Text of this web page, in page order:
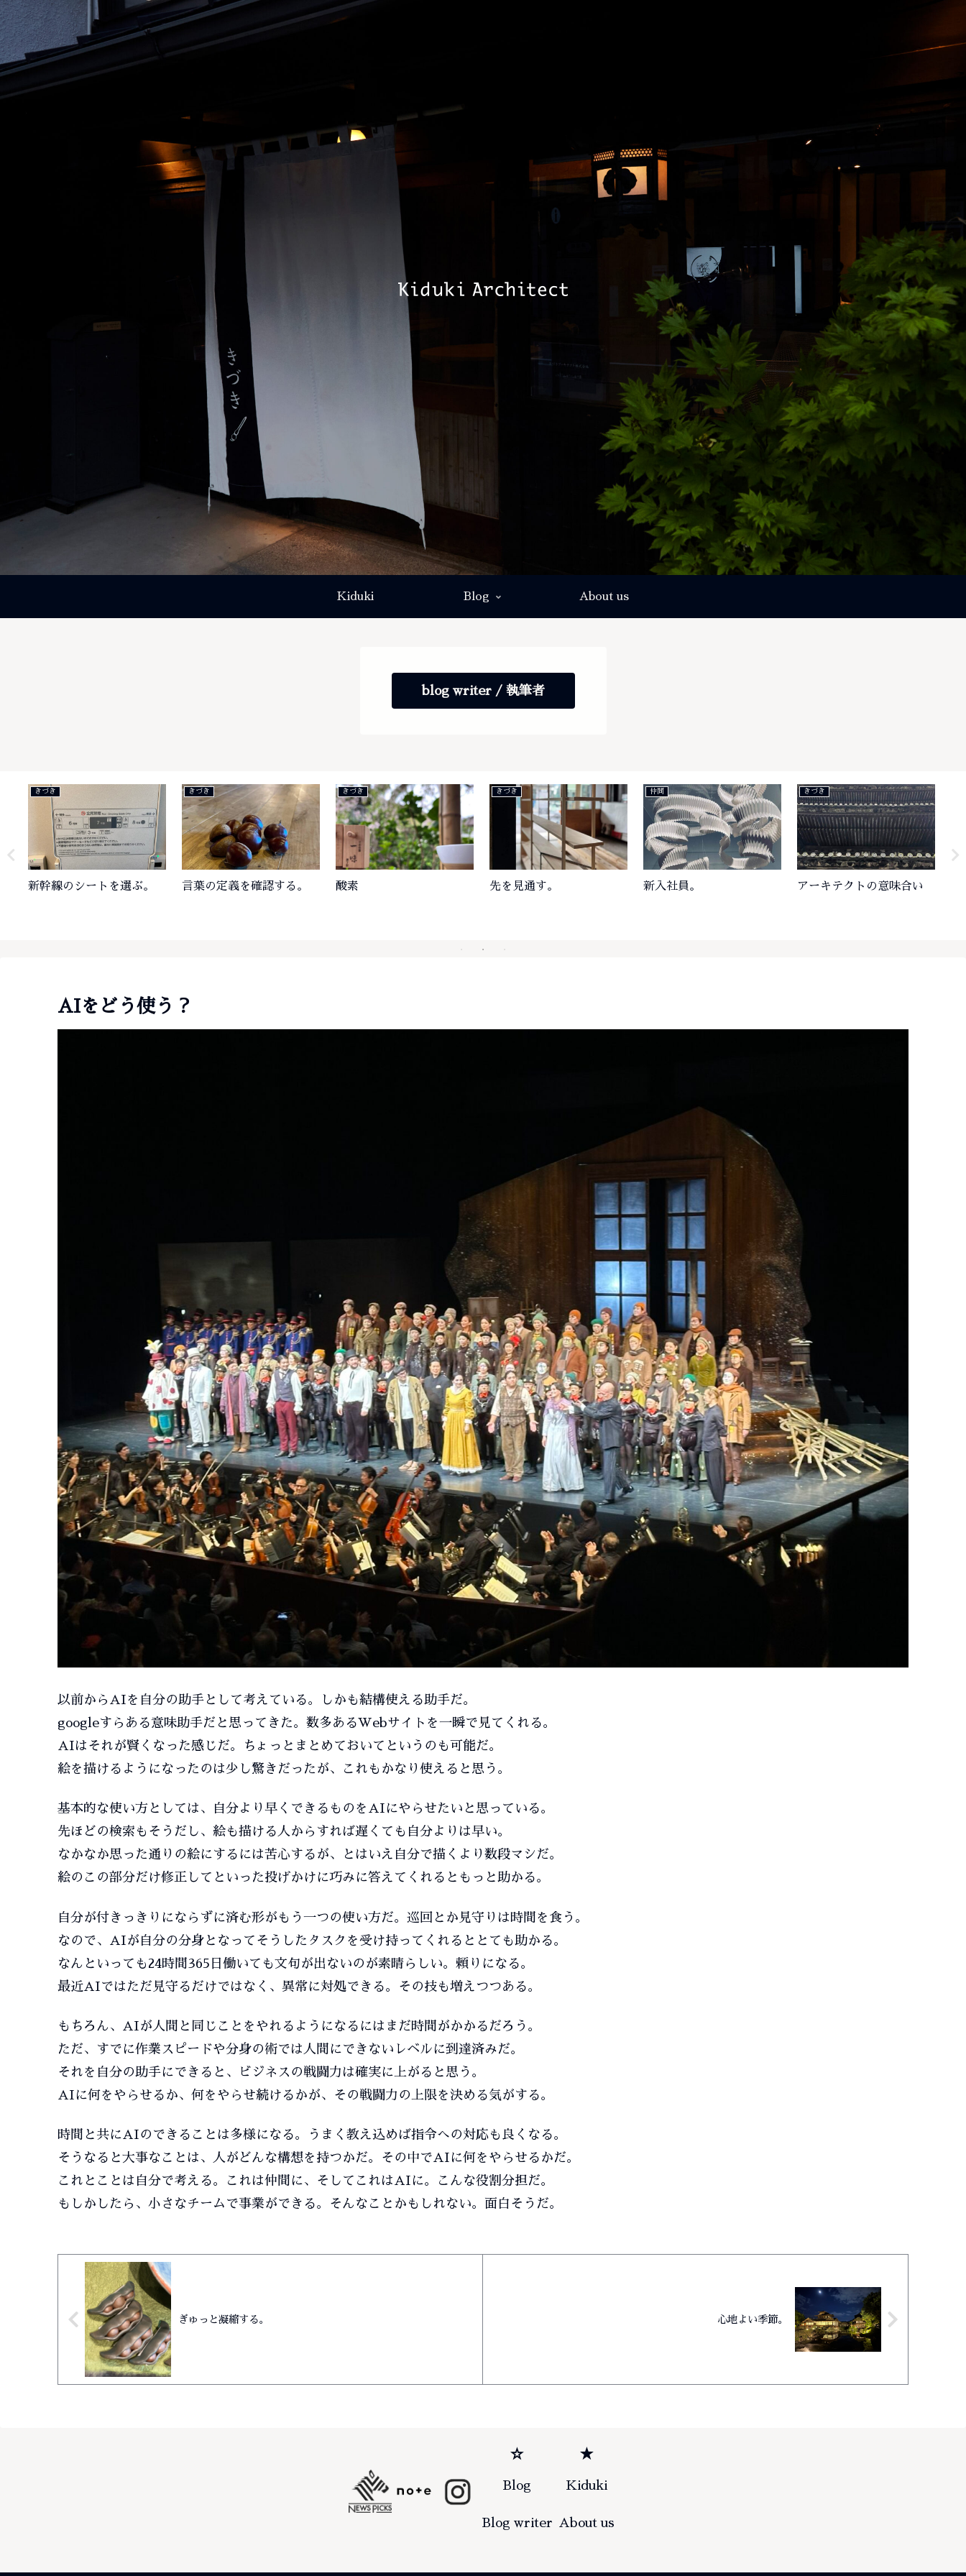
Kiduki Blog About us
blog writer / 執筆者
る。 酸素
きづき
先を見通す。
仲間 きづき
アーキテクトの意味合い
きづき
プラグ・ジャック
楽しみ
とらのあな
AIをどう使う？
以前からAIを自分の助手として考えている。しかも結構使える助手だ。
googleすらある意味助手だと思ってきた。数多あるWebサイトを一瞬で見てくれる。
AIはそれが賢くなった感じだ。ちょっとまとめておいてというのも可能だ。
絵を描けるようになったのは少し驚きだったが、これもかなり使えると思う。
基本的な使い方としては、自分より早くできるものをAIにやらせたいと思っている。
先ほどの検索もそうだし、絵も描ける人からすれば遅くても自分よりは早い。
なかなか思った通りの絵にするには苦心するが、とはいえ自分で描くより数段マシだ。
絵のこの部分だけ修正してといった投げかけに巧みに答えてくれるともっと助かる。
自分が付きっきりにならずに済む形がもう一つの使い方だ。巡回とか見守りは時間を食う。
なので、AIが自分の分身となってそうしたタスクを受け持ってくれるととても助かる。
なんといっても24時間365日働いても文句が出ないのが素晴らしい。頼りになる。
最近AIではただ見守るだけではなく、異常に対処できる。その技も増えつつある。
もちろん、AIが人間と同じことをやれるようになるにはまだ時間がかかるだろう。
ただ、すでに作業スピードや分身の術では人間にできないレベルに到達済みだ。
それを自分の助手にできると、ビジネスの戦闘力は確実に上がると思う。
AIに何をやらせるか、何をやらせ続けるかが、その戦闘力の上限を決める気がする。
時間と共にAIのできることは多様になる。うまく教え込めば指令への対応も良くなる。
そうなると大事なことは、人がどんな構想を持つかだ。その中でAIに何をやらせるかだ。
これとことは自分で考える。これは仲間に、そしてこれはAIに。こんな役割分担だ。
もしかしたら、小さなチームで事業ができる。そんなことかもしれない。面白そうだ。
ぎゅっと凝縮する。 心地よい季節。
☆
Blog
Blog writer
★
Kiduki
About us